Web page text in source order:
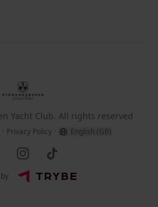
Stenungsbaden Yacht Club
Yacht Club. All rights reserved
· Privacy Policy · English (GB)
InstagramTikTok